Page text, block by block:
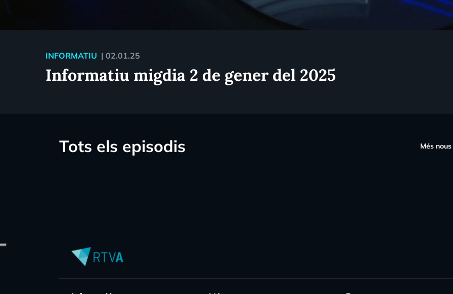
INFORMATIU | 02.01.25
Informatiu migdia 2 de gener del 2025
Tots els episodis Més nous